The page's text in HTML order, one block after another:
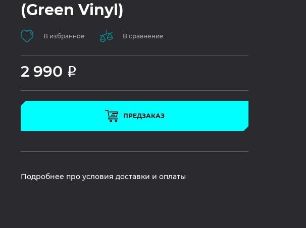
(Green Vinyl)
В избранное В сравнение
2 990 Р
ПРЕДЗАКАЗ
Подробнее про условия доставки и оплаты